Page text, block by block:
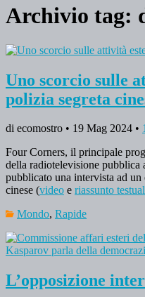
Archivio tag:
Uno scorcio sulle
polizia segreta
di ecomostro • 19 Mag 2024 •
Four Corners, il principale
della radiotelevisione pubblica
pubblicato una intervista ad
cinese (video e riassunto
Mondo, Rapide
L’opposizione